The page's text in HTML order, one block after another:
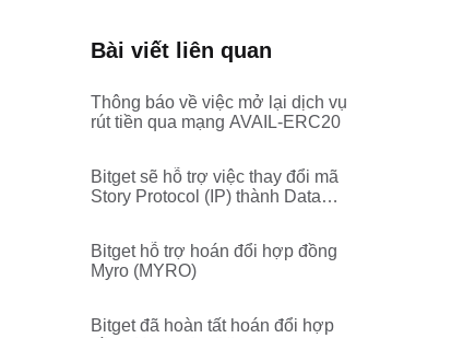
Bài viết liên quan
Thông báo về việc mở lại dịch vụ
rút tiền qua mạng AVAIL-ERC20
Bitget sẽ hỗ trợ việc thay đổi mã
Story Protocol (IP) thành Data
Bitget hỗ trợ hoán đổi hợp đồng
Myro (MYRO)
Bitget đã hoàn tất hoán đổi hợp